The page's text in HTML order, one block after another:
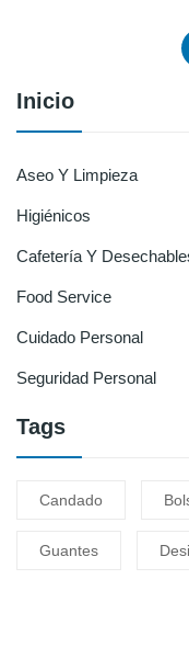
Inicio
Aseo Y Limpieza
Higiénicos
Cafetería Y
Food Service
Cuidado Personal
Seguridad Personal
Tags
Candado
Guantes